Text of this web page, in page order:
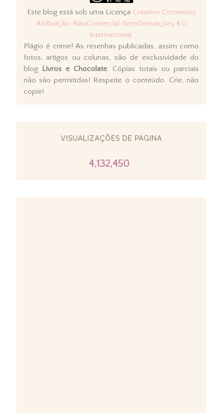
Este blog está sob uma Licença Creative Commons
Atribuição-NãoComercial-SemDerivações 4.0
Internacional .
Plágio é crime! As resenhas publicadas, assim como
fotos, artigos ou colunas, são de exclusividade do
blog Livros e Chocolate. Cópias totais ou parciais
não são permitidas! Respeite o conteúdo. Crie, não
copie!
VISUALIZAÇÕES DE PÁGINA
4,132,450